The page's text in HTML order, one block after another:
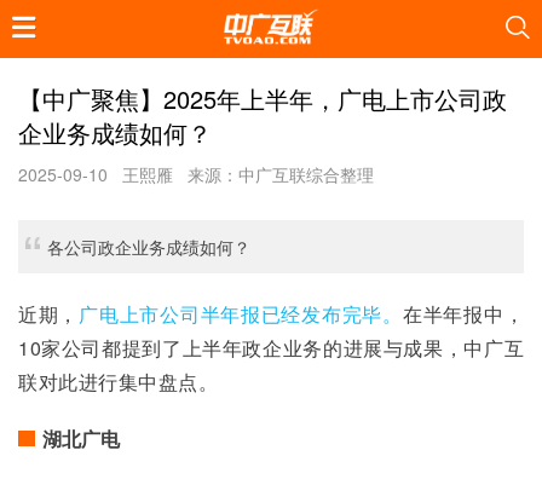
【中广聚焦】2025年上半年，广电上市公司政
企业务成绩如何？
2025-09-10 王熙雁 来源：中广互联综合整理
各公司政企业务成绩如何？
近期， 广电上市公司半年报已经发布完毕。 在半年报中，
10家公司都提到了上半年政企业务的进展与成果，中广互
联对此进行集中盘点。
湖北广电